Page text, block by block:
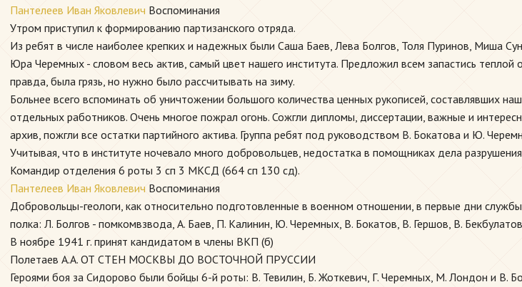
Пантелеев Иван Яковлевич Воспоминания
Утром приступил к формированию партизанского отряда.
Из ребят в числе наиболее крепких и надежных были Саша Баев, Лева Болгов, Толя Пуринов, Миша
Юра Черемных - словом весь актив, самый цвет нашего института. Предложил всем запастись
правда, была грязь, но нужно было рассчитывать на зиму.
Больнее всего вспоминать об уничтожении большого количества ценных рукописей, составлявших
отдельных работников. Очень многое пожрал огонь. Сожгли дипломы, диссертации, важные и
архив, пожгли все остатки партийного актива. Группа ребят под руководством В. Бокатова и Ю.
Учитывая, что в институте ночевало много добровольцев, недостатка в помощниках дела
Командир отделения 6 роты 3 сп 3 МКСД (664 сп 130 сд).
Пантелеев Иван Яковлевич Воспоминания
Добровольцы-геологи, как относительно подготовленные в военном отношении, в первые дни
полка: Л. Болгов - помкомвзвода, А. Баев, П. Калинин, Ю. Черемных, В. Бокатов, В. Гершов, В.
В ноябре 1941 г. принят кандидатом в члены ВКП (б)
Полетаев А.А. ОТ СТЕН МОСКВЫ ДО ВОСТОЧНОЙ ПРУССИИ
Героями боя за Сидорово были бойцы 6-й роты: В. Тевилин, Б. Жоткевич, Г. Черемных, М. Лондон и В.